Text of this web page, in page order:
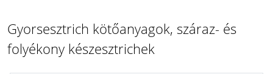
Gyorsesztrich kötőanyagok, száraz- és
folyékony készesztrichek